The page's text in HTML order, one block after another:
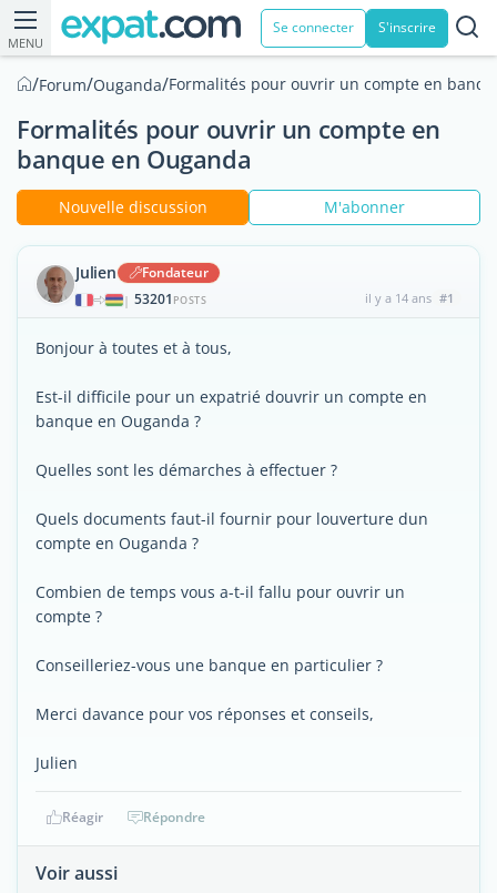
MENU
Se connecter S'inscrire
/Forum/Ouganda/Formalités pour ouvrir un compte en
Formalités pour ouvrir un compte en
banque en Ouganda
Nouvelle discussion M'abonner
Julien Fondateur
| 53201 POSTS il y a 14 ans #1
Bonjour à toutes et à tous,
Est-il difficile pour un expatrié douvrir un compte en
banque en Ouganda ?
Quelles sont les démarches à effectuer ?
Quels documents faut-il fournir pour louverture dun
compte en Ouganda ?
Combien de temps vous a-t-il fallu pour ouvrir un
compte ?
Conseilleriez-vous une banque en particulier ?
Merci davance pour vos réponses et conseils,
Julien
Réagir Répondre
Voir aussi